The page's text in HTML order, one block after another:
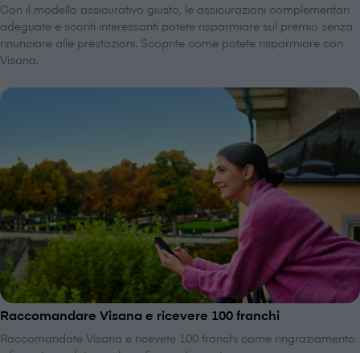
Con il modello assicurativo giusto, le assicurazioni complementari
adeguate e sconti interessanti potete risparmiare sul premio senza
rinunciare alle prestazioni. Scoprite come potete risparmiare con
V⁠i⁠s⁠a⁠n⁠a.
Raccomandare V⁠i⁠s⁠a⁠n⁠a e ricevere 100 franchi
Raccomandate V⁠i⁠s⁠a⁠n⁠a e ricevete 100 franchi come ringraziamento: